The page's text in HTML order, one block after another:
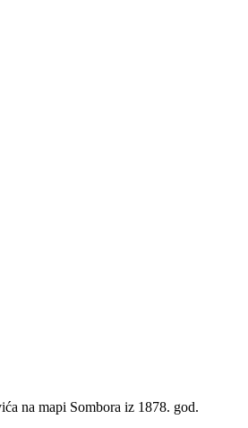
na mapi Sombora iz 1878. god.